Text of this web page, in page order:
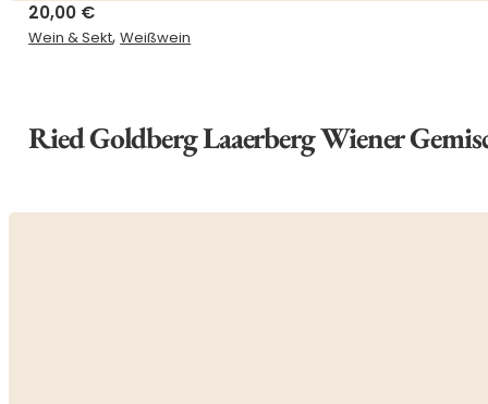
20,00 €
Wein & Sekt,Weißwein
Ried Goldberg Laaerberg Wiener